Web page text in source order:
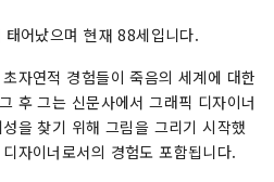
어났으며 현재 88세입니다.
자연적 경험들이 죽음의 세계에 대한
후 그는 신문사에서 그래픽 디자이너
을 찾기 위해 그림을 그리기 시작했
자이너로서의 경험도 포함됩니다.